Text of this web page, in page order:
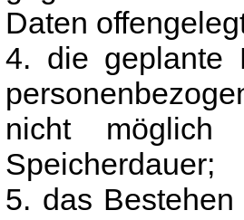
Daten
4. die geplante
nicht
Speicherdauer;
5. das